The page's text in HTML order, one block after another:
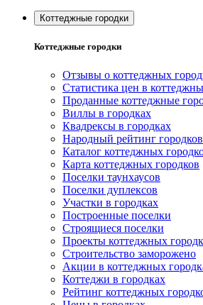
Коттеджные городки
Коттеджные городки
Отзывы о коттеджных
Статистика цен в
Проданные коттеджные
Виллы в городках
Квадрексы в городках
Народный рейтинг городков
Каталог коттеджных
Карта коттеджных городков
Поселки таунхаусов
Поселки дуплексов
Участки в городках
Построенные поселки
Строящиеся поселки
Проекты коттеджных
Строительство заморожено
Акции в коттеджных
Коттеджи в городках
Рейтинг коттеджных